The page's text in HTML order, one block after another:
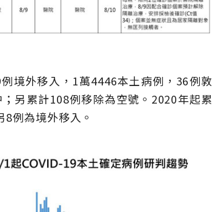
境外移入，1萬4446本土病例，36例敦
另累計108例移除為空號。2020年起累
例為境外移入。